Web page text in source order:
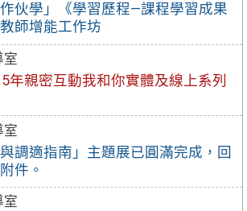
伙學」《學習歷程—課程學習成果
師增能工作坊
室
年親密互動我和你實體及線上系列
室
與調適指南」主題展已圓滿完成，回
件。
室